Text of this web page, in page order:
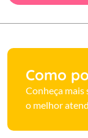
Como
Conheça mais
o melhor